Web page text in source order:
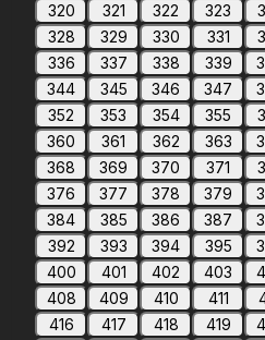
320
321 322 323
328
329 330 331
336
337 338 339
344
345 346 347
352
353 354 355
360
361 362 363
368
369 370 371
376
377 378 379
384
385 386 387
392
393 394 395
400
401 402 403
408
409 410 411
416
417 418 419